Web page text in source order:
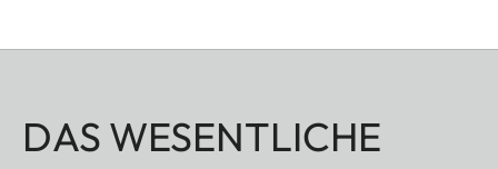
DAS WESENTLICHE